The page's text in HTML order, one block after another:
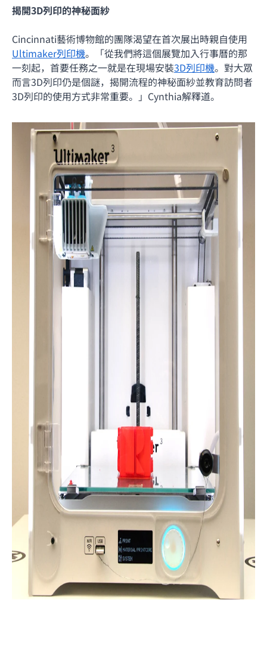
揭開3D列印的神秘面紗
Cincinnati藝術博物館的團隊渴望在首次展出時親自使用
Ultimaker列印機。「從我們將這個展覽加入行事曆的那
一刻起，首要任務之一就是在現場安裝3D列印機。對大眾
而言3D列印仍是個謎，揭開流程的神秘面紗並教育訪問者
3D列印的使用方式非常重要。」Cynthia解釋道。